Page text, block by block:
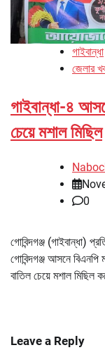
গাইবান্ধা
জেলার
গাইবান্ধা-৪
চেয়ে মশাল মিছিল
0
গোবিন্দগঞ্জ (গাইবান্ধা)
গোবিন্দগঞ্জ আসনে বিএনপি
বাতিল চেয়ে মশাল মিছিল
Leave a Reply